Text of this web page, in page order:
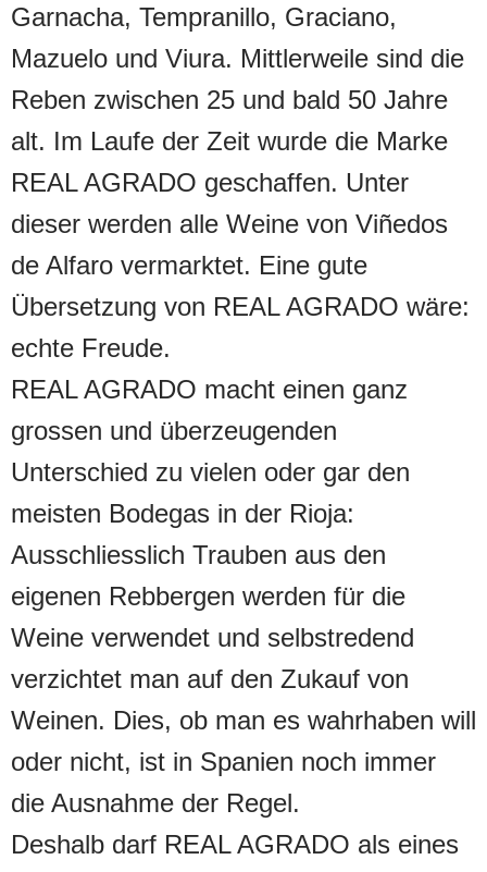
Garnacha, Tempranillo, Graciano,
Mazuelo und Viura. Mittlerweile sind die
Reben zwischen 25 und bald 50 Jahre
alt. Im Laufe der Zeit wurde die Marke
REAL AGRADO geschaffen. Unter
dieser werden alle Weine von Viñedos
de Alfaro vermarktet. Eine gute
Übersetzung von REAL AGRADO wäre:
echte Freude.
REAL AGRADO macht einen ganz
grossen und überzeugenden
Unterschied zu vielen oder gar den
meisten Bodegas in der Rioja:
Ausschliesslich Trauben aus den
eigenen Rebbergen werden für die
Weine verwendet und selbstredend
verzichtet man auf den Zukauf von
Weinen. Dies, ob man es wahrhaben will
oder nicht, ist in Spanien noch immer
die Ausnahme der Regel.
Deshalb darf REAL AGRADO als eines